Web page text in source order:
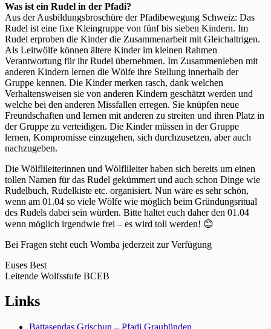
Was ist ein Rudel in der Pfadi?
Aus der Ausbildungsbroschüre der Pfadibewegung Schweiz: Das
Rudel ist eine fixe Kleingruppe von fünf bis sieben Kindern. Im
Rudel erproben die Kinder die Zusammenarbeit mit Gleichaltrigen.
Als Leitwölfe können ältere Kinder im kleinen Rahmen
Verantwortung für ihr Rudel übernehmen. Im Zusammenleben mit
anderen Kindern lernen die Wölfe ihre Stellung innerhalb der
Gruppe kennen. Die Kinder merken rasch, dank welchen
Verhaltensweisen sie von anderen Kindern geschätzt werden und
welche bei den anderen Missfallen erregen. Sie knüpfen neue
Freundschaften und lernen mit anderen zu streiten und ihren Platz in
der Gruppe zu verteidigen. Die Kinder müssen in der Gruppe
lernen, Kompromisse einzugehen, sich durchzusetzen, aber auch
nachzugeben.
Die Wölflileiterinnen und Wölflileiter haben sich bereits um einen
tollen Namen für das Rudel gekümmert und auch schon Dinge wie
Rudelbuch, Rudelkiste etc. organisiert. Nun wäre es sehr schön,
wenn am 01.04 so viele Wölfe wie möglich beim Gründungsritual
des Rudels dabei sein würden. Bitte haltet euch daher den 01.04
wenn möglich irgendwie frei – es wird toll werden! 😊
Bei Fragen steht euch Womba jederzeit zur Verfügung
Euses Best
Leitende Wolfsstufe BCEB
Links